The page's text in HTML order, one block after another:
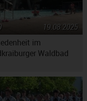
im
Waldbad
19.08.2025